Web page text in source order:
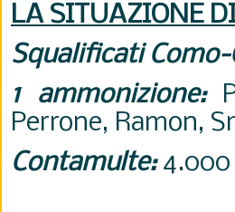
LA SITUAZIONE
Squalificati Como-
1 ammonizione:
Perrone, Ramon,
Contamulte:4.000